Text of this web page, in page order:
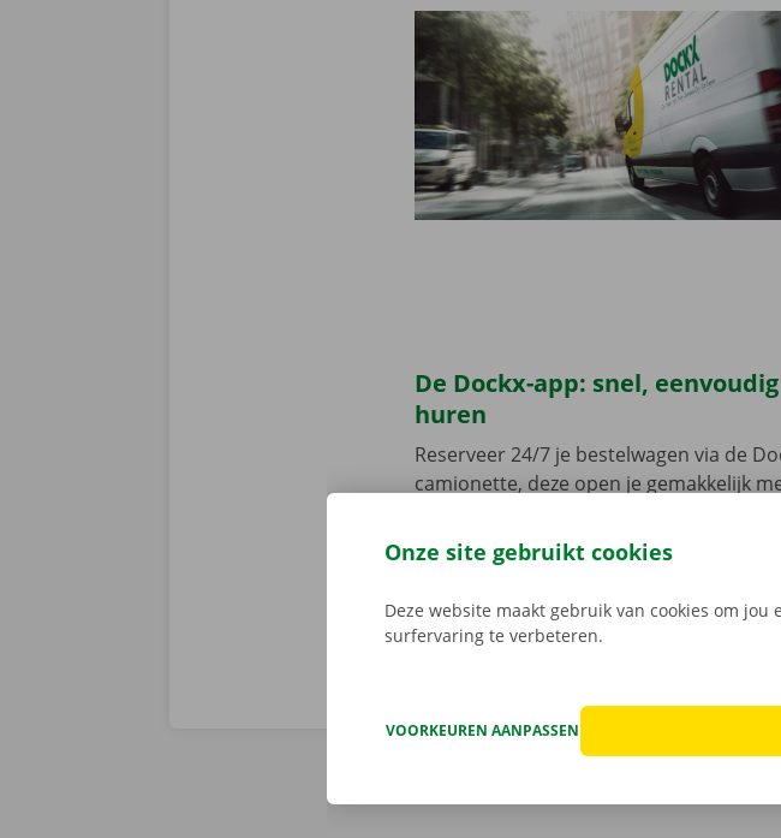
De Dockx-app: snel,
huren
Reserveer 24/7 je bestelwagen via de
camionette, deze open je gemakkelijk
vertrekken. Download de gratis app nu
Onze site gebruikt cookies
Deze website maakt gebruik van cookies om
surfervaring te verbeteren.
VOORKEUREN AANPASSEN